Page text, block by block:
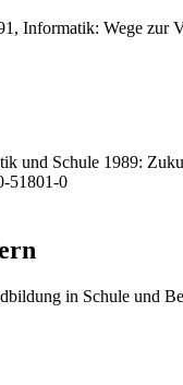
Informatik: Wege zur
und Schule 1989:
51801-0
in Schule und